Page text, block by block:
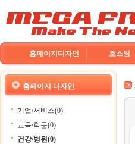
홈페이지디자인 호스팅
홈페이지 디자인
기업/서비스(0)
교육/학문(0)
건강/병원(0)